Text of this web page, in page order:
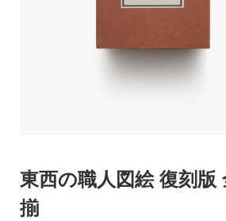
東西の職人図絵 復刻版
揃